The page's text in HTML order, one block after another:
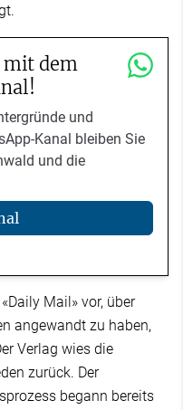
dem
und
Kanal bleiben Sie
und die
Mail» vor, über
angewandt zu haben,
Verlag wies die
zurück. Der
begann bereits